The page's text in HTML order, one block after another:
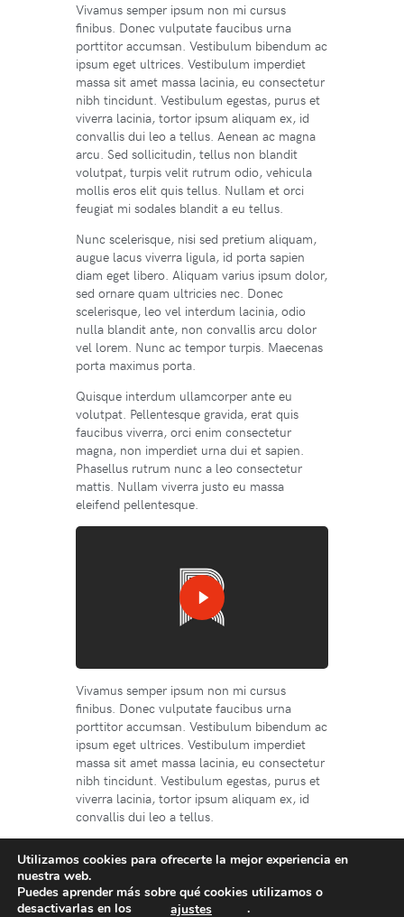
Vivamus semper ipsum non mi cursus
finibus. Donec vulputate faucibus urna
porttitor accumsan. Vestibulum bibendum ac
ipsum eget ultrices. Vestibulum imperdiet
massa sit amet massa lacinia, eu consectetur
nibh tincidunt. Vestibulum egestas, purus et
viverra lacinia, tortor ipsum aliquam ex, id
convallis dui leo a tellus. Aenean ac magna
arcu. Sed sollicitudin, tellus non blandit
volutpat, turpis velit rutrum odio, vehicula
mollis eros elit quis tellus. Nullam et orci
feugiat mi sodales blandit a eu tellus.
Nunc scelerisque, nisi sed pretium aliquam,
augue lacus viverra ligula, id porta sapien
diam eget libero. Aliquam varius ipsum dolor,
sed ornare quam ultricies nec. Donec
scelerisque, leo vel interdum lacinia, odio
nulla blandit ante, non convallis arcu dolor
vel lorem. Nunc ac tempor turpis. Maecenas
porta maximus porta.
Quisque interdum ullamcorper ante eu
volutpat. Pellentesque gravida, erat quis
faucibus viverra, orci enim consectetur
magna, non imperdiet urna dui et sapien.
Phasellus rutrum nunc a leo consectetur
mattis. Nullam viverra justo eu massa
eleifend pellentesque.
Vivamus semper ipsum non mi cursus
finibus. Donec vulputate faucibus urna
porttitor accumsan. Vestibulum bibendum ac
ipsum eget ultrices. Vestibulum imperdiet
massa sit amet massa lacinia, eu consectetur
nibh tincidunt. Vestibulum egestas, purus et
viverra lacinia, tortor ipsum aliquam ex, id
convallis dui leo a tellus.
Prev Next
Utilizamos cookies para ofrecerte la mejor experiencia en
nuestra web.
Puedes aprender más sobre qué cookies utilizamos o
desactivarlas en los
ajustes .